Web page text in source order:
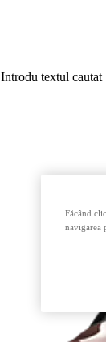
Introdu textul cautat
Făcând
navigarea